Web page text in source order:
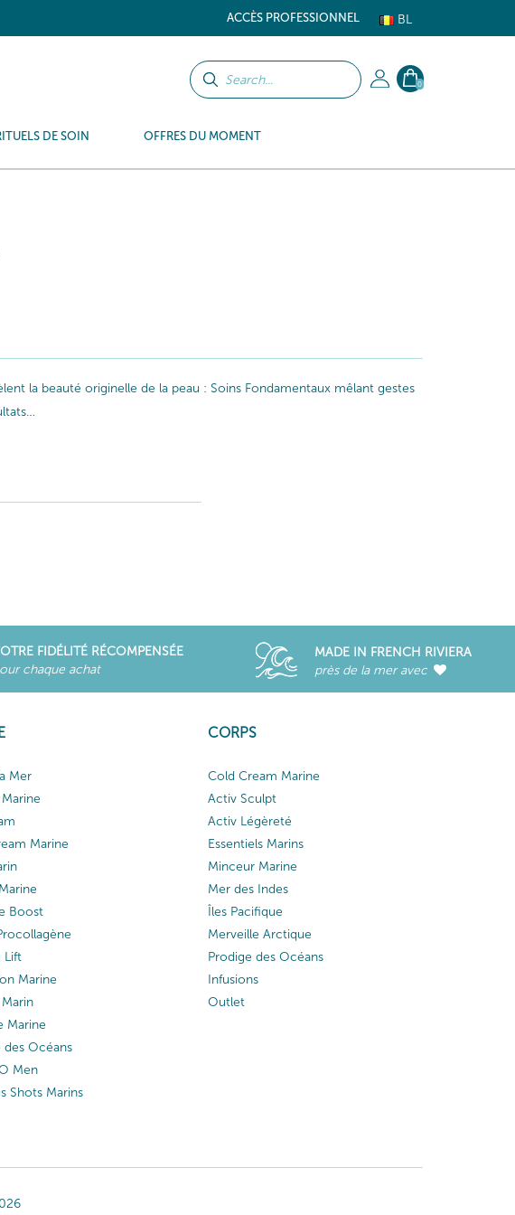
BL
ACCÈS PROFESSIONNEL
0
DE SOIN OFFRES DU MOMENT
la beauté originelle de la peau : Soins Fondamentaux mêlant gestes
FIDÉLITÉ RÉCOMPENSÉE
chaque achat
MADE IN FRENCH RIVIERA
près de la mer avec
Mer
Marine
Boost
Lift
Marine
Marine
des Océans
Men
Shots Marins
CORPS
Cold Cream Marine
Activ Sculpt
Activ Légèreté
Essentiels Marins
Minceur Marine
Mer des Indes
Îles Pacifique
Merveille Arctique
Prodige des Océans
Infusions
Outlet